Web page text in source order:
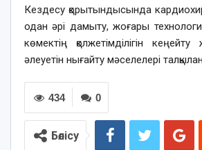
Кездесу қорытындысында
одан әрі дамыту, жоғары
көмектің қолжетімділігін
әлеуетін нығайту мәселелері
0
434
Бөлісу